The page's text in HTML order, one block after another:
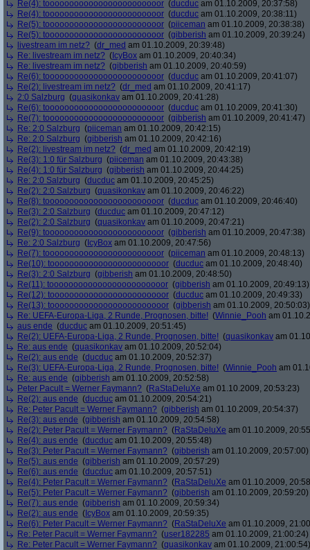
Re(4): toooooooooooooooooooooooor (ducduc am 01.10.2009, 20:37:58)
Re(4): toooooooooooooooooooooooor (ducduc am 01.10.2009, 20:38:11)
Re(5): toooooooooooooooooooooooor (piiceman am 01.10.2009, 20:38:38)
Re(5): toooooooooooooooooooooooor (gibberish am 01.10.2009, 20:39:24)
livestream im netz? (dr_med am 01.10.2009, 20:39:48)
Re: livestream im netz? ( IcyBox am 01.10.2009, 20:40:34)
Re: livestream im netz? (gibberish am 01.10.2009, 20:40:59)
Re(6): toooooooooooooooooooooooor (ducduc am 01.10.2009, 20:41:07)
Re(2): livestream im netz? (dr_med am 01.10.2009, 20:41:17)
2:0 Salzburg (quasikonkav am 01.10.2009, 20:41:28)
Re(6): toooooooooooooooooooooooor (ducduc am 01.10.2009, 20:41:30)
Re(7): toooooooooooooooooooooooor (gibberish am 01.10.2009, 20:41:47)
Re: 2:0 Salzburg (piiceman am 01.10.2009, 20:42:15)
Re: 2:0 Salzburg (gibberish am 01.10.2009, 20:42:16)
Re(2): livestream im netz? (dr_med am 01.10.2009, 20:42:19)
Re(3): 1:0 für Salzburg (piiceman am 01.10.2009, 20:43:38)
Re(4): 1:0 für Salzburg (gibberish am 01.10.2009, 20:44:25)
Re: 2:0 Salzburg (ducduc am 01.10.2009, 20:45:25)
Re(2): 2:0 Salzburg (quasikonkav am 01.10.2009, 20:46:22)
Re(8): toooooooooooooooooooooooor (ducduc am 01.10.2009, 20:46:40)
Re(3): 2:0 Salzburg (ducduc am 01.10.2009, 20:47:12)
Re(2): 2:0 Salzburg (quasikonkav am 01.10.2009, 20:47:21)
Re(9): toooooooooooooooooooooooor (gibberish am 01.10.2009, 20:47:38)
Re: 2:0 Salzburg ( IcyBox am 01.10.2009, 20:47:56)
Re(7): toooooooooooooooooooooooor (piiceman am 01.10.2009, 20:48:13)
Re(10): toooooooooooooooooooooooor (ducduc am 01.10.2009, 20:48:40)
Re(3): 2:0 Salzburg (gibberish am 01.10.2009, 20:48:50)
Re(11): toooooooooooooooooooooooor (gibberish am 01.10.2009, 20:49:13)
Re(12): toooooooooooooooooooooooor (ducduc am 01.10.2009, 20:49:33)
Re(13): toooooooooooooooooooooooor (gibberish am 01.10.2009, 20:50:03)
Re: UEFA-Europa-Liga, 2 Runde, Prognosen, bitte! (Winnie_Pooh am
aus ende (ducduc am 01.10.2009, 20:51:45)
Re(2): UEFA-Europa-Liga, 2 Runde, Prognosen, bitte! (quasikonkav am
Re: aus ende (quasikonkav am 01.10.2009, 20:52:04)
Re(2): aus ende (ducduc am 01.10.2009, 20:52:37)
Re(3): UEFA-Europa-Liga, 2 Runde, Prognosen, bitte! (Winnie_Pooh am
Re: aus ende (gibberish am 01.10.2009, 20:52:58)
Peter Pacult = Werner Faymann? (RaStaDeluXe am 01.10.2009, 20:53:23)
Re(2): aus ende (ducduc am 01.10.2009, 20:54:21)
Re: Peter Pacult = Werner Faymann? (gibberish am 01.10.2009, 20:54:37)
Re(3): aus ende (gibberish am 01.10.2009, 20:54:58)
Re(2): Peter Pacult = Werner Faymann? (RaStaDeluXe am 01.10.2009,
Re(4): aus ende (ducduc am 01.10.2009, 20:55:48)
Re(3): Peter Pacult = Werner Faymann? (gibberish am 01.10.2009, 20:57:00)
Re(5): aus ende (gibberish am 01.10.2009, 20:57:29)
Re(6): aus ende (ducduc am 01.10.2009, 20:57:51)
Re(4): Peter Pacult = Werner Faymann? (RaStaDeluXe am 01.10.2009,
Re(5): Peter Pacult = Werner Faymann? (gibberish am 01.10.2009, 20:59:20)
Re(7): aus ende (gibberish am 01.10.2009, 20:59:34)
Re(2): aus ende ( IcyBox am 01.10.2009, 20:59:35)
Re(6): Peter Pacult = Werner Faymann? (RaStaDeluXe am 01.10.2009,
Re: Peter Pacult = Werner Faymann? (user182285 am 01.10.2009, 21:00:24)
Re: Peter Pacult = Werner Faymann? (quasikonkav am 01.10.2009, 21:00:54)